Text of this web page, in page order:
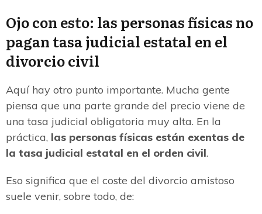
Ojo con esto: las personas físicas no
pagan tasa judicial estatal en el
divorcio civil
Aquí hay otro punto importante. Mucha gente
piensa que una parte grande del precio viene de
una tasa judicial obligatoria muy alta. En la
práctica, las personas físicas están exentas de
la tasa judicial estatal en el orden civil.
Eso significa que el coste del divorcio amistoso
suele venir, sobre todo, de: